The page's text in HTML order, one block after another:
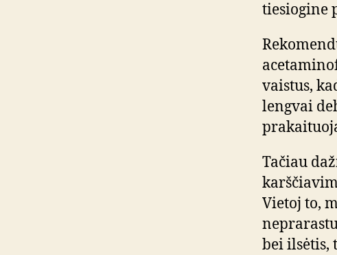
tiesiogine
vaistus,
lengvai
Tačiau
Vietoj to,
bei ilsėtis,